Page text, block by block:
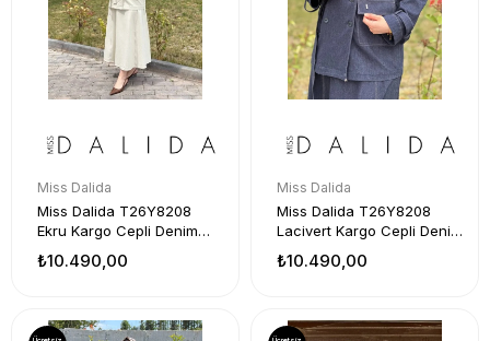
Miss Dalida
Miss Dalida T26Y8208
Ekru Kargo Cepli Denim
₺10.490,00
Miss Dalida
Miss Dalida T26Y8208
Lacivert Kargo Cepli Denim
₺10.490,00